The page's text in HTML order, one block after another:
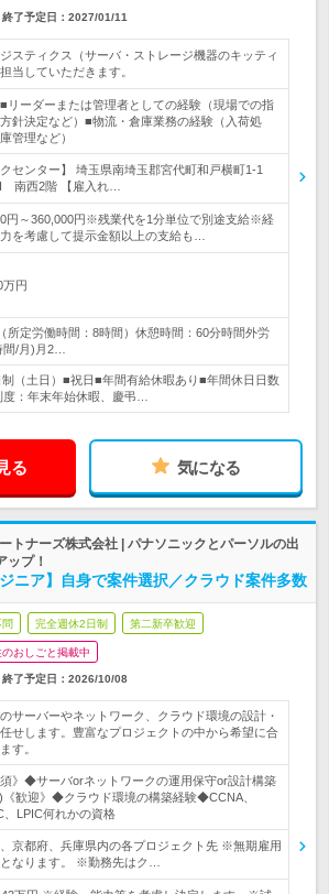
終了予定日： 2027/01/11
スティクス（サーバ・ストレージ機器のキッティ
当していただきます。
■リーダーまたは管理者としての経験（現場での指
針決定など）■物流・倉庫業務の経験（入荷処
管理など）
クセンター】 埼玉県南埼玉郡宮代町和戸横町1-1
南西2階 【雇入れ…
円～360,000円※残業代を1分単位で別途支給※経
を考慮して提示金額以上の支給も…
万円
所定労働時間：8時間）休憩時間：60分時間外労
/月)月2…
（土日）■祝日■年間有給休暇あり■年間休日日数
：年末年始休暇、慶弔…
る 気になる
トナーズ株式会社 | パナソニックとパーソルの出
ップ！
ニア】自身で案件選択／クラウド案件多数
完全週休2日制 第二新卒歓迎
のおしごと掲載中
終了予定日： 2026/10/08
サーバーやネットワーク、クラウド環境の設計・
せします。豊富なプロジェクトの中から希望に合
す。
》◆サーバorネットワークの運用保守or設計構築
《歓迎》◆クラウド環境の構築経験◆CCNA、
、LPIC何れかの資格
京都府、兵庫県内の各プロジェクト先 ※無期雇用
なります。 ※勤務先はク…